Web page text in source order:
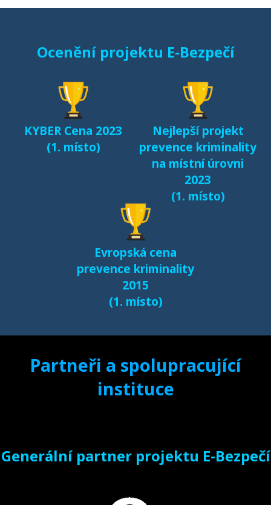
Sexting a rizikové
dětí v kyberprostoru
Fenomén Minecraft v
českém prostředí
Další výsledky jsou k
samostatné stránce
e-bezpeci.cz/vyzkum.
Ocenění projektu E-Bezpečí
KYBER Cena 2023
(1. místo)
Nejlepší projekt
prevence kriminality
na místní úrovni
2023
(1. místo)
Evropská cena
prevence kriminality
2015
(1. místo)
Partneři a spolupracující
instituce
Generální partner projektu E-Bezpečí